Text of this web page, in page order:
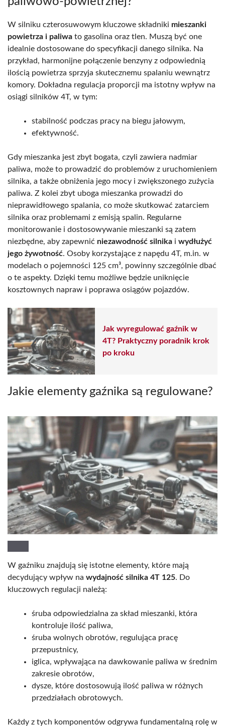
W silniku czterosuwowym kluczowe składniki mieszanki
powietrza i paliwa to gasolina oraz tlen. Muszą być one
idealnie dostosowane do specyfikacji danego silnika. Na
przykład, harmonijne połączenie benzyny z odpowiednią
ilością powietrza sprzyja skutecznemu spalaniu wewnątrz
komory. Dokładna regulacja proporcji ma istotny wpływ na
osiągi silników 4T, w tym:
stabilność podczas pracy na biegu jałowym,
efektywność.
Gdy mieszanka jest zbyt bogata, czyli zawiera nadmiar
paliwa, może to prowadzić do problemów z uruchomieniem
silnika, a także obniżenia jego mocy i zwiększonego zużycia
paliwa. Z kolei zbyt uboga mieszanka prowadzi do
nieprawidłowego spalania, co może skutkować zatarciem
silnika oraz problemami z emisją spalin. Regularne
monitorowanie i dostosowywanie mieszanki są zatem
niezbędne, aby zapewnić niezawodność silnika i wydłużyć
jego żywotność. Osoby korzystające z napędu 4T, m.in. w
modelach o pojemności 125 cm³, powinny szczególnie dbać
o te aspekty. Dzięki temu możliwe będzie uniknięcie
kosztownych napraw i poprawa osiągów pojazdów.
Jak wyregulować gaźnik w
4T? Praktyczny poradnik krok
po kroku
Jakie elementy gaźnika są regulowane?
W gaźniku znajdują się istotne elementy, które mają
decydujący wpływ na wydajność silnika 4T 125. Do
kluczowych regulacji należą:
śruba odpowiedzialna za skład mieszanki, która
kontroluje ilość paliwa,
śruba wolnych obrotów, regulująca pracę
przepustnicy,
iglica, wpływająca na dawkowanie paliwa w średnim
zakresie obrotów,
dysze, które dostosowują ilość paliwa w różnych
przedziałach obrotowych.
Każdy z tych komponentów odgrywa fundamentalną rolę w